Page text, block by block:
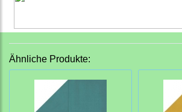
Ähnliche Produkte: